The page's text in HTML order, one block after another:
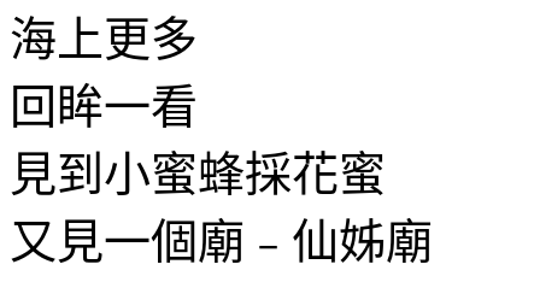
海上更多
回眸一看
見到小蜜蜂採花蜜
又見一個廟﹣仙姊廟